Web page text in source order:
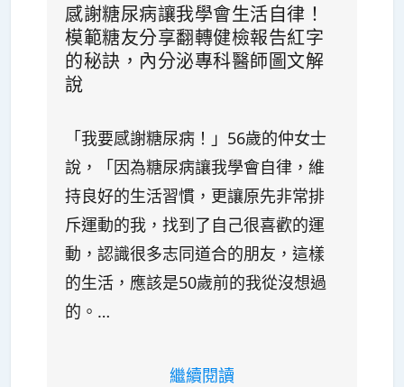
感謝糖尿病讓我學會生活自律！
模範糖友分享翻轉健檢報告紅字
的秘訣，內分泌專科醫師圖文解
說
「我要感謝糖尿病！」56歲的仲女士
說，「因為糖尿病讓我學會自律，維
持良好的生活習慣，更讓原先非常排
斥運動的我，找到了自己很喜歡的運
動，認識很多志同道合的朋友，這樣
的生活，應該是50歲前的我從沒想過
的。…
繼續閱讀